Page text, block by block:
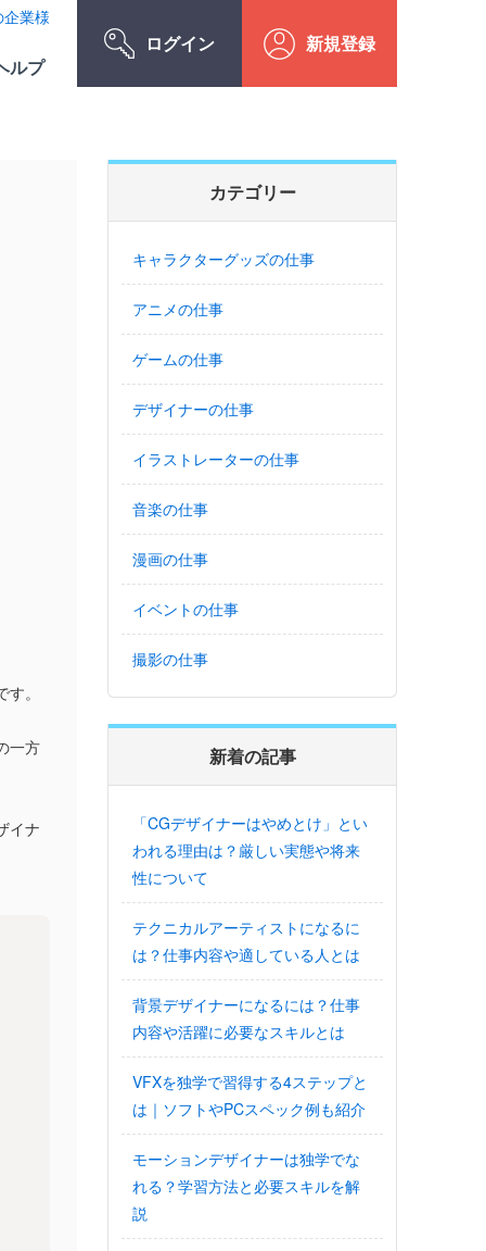
業様
ルプ
ログイン 新規登録
。
一方
イナ
カテゴリー
キャラクターグッズの仕事
アニメの仕事
ゲームの仕事
デザイナーの仕事
イラストレーターの仕事
音楽の仕事
漫画の仕事
イベントの仕事
撮影の仕事
新着の記事
「CGデザイナーはやめとけ」とい
われる理由は？厳しい実態や将来
性について
テクニカルアーティストになるに
は？仕事内容や適している人とは
背景デザイナーになるには？仕事
内容や活躍に必要なスキルとは
VFXを独学で習得する4ステップと
は｜ソフトやPCスペック例も紹介
モーションデザイナーは独学でな
れる？学習方法と必要スキルを解
説